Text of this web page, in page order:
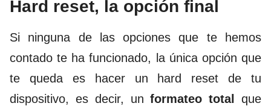
Hard reset, la opción final
Si ninguna de las opciones que te hemos
contado te ha funcionado, la única opción que
te queda es hacer un hard reset de tu
dispositivo, es decir, unformateo totalque